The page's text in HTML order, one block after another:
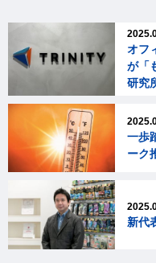
オフ
が「
研究
一歩
ーク
新代